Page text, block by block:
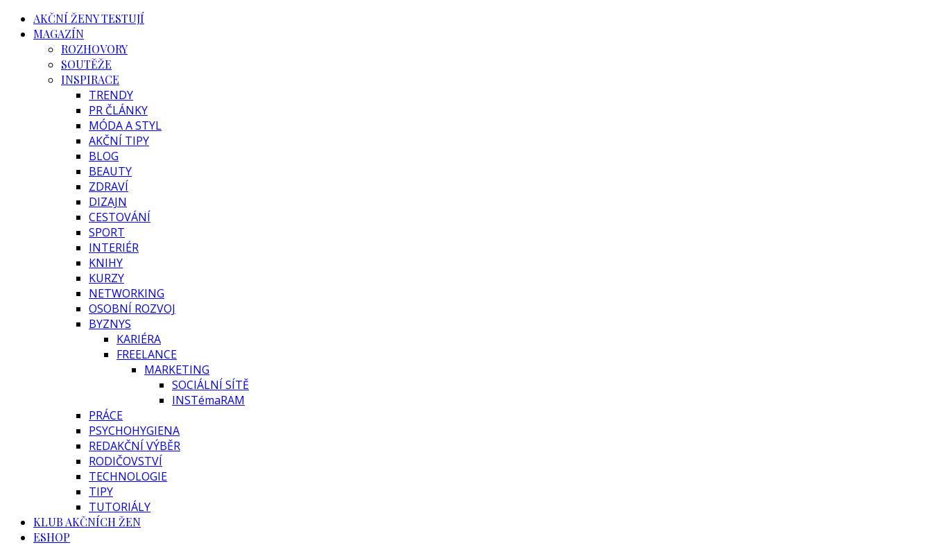
AKČNÍ ŽENY TESTUJÍ
MAGAZÍN
ROZHOVORY
SOUTĚŽE
INSPIRACE
TRENDY
PR ČLÁNKY
MÓDA A STYL
AKČNÍ TIPY
BLOG
BEAUTY
ZDRAVÍ
DIZAJN
CESTOVÁNÍ
SPORT
INTERIÉR
KNIHY
KURZY
NETWORKING
OSOBNÍ ROZVOJ
BYZNYS
KARIÉRA
FREELANCE
MARKETING
SOCIÁLNÍ SÍTĚ
INSTémaRAM
PRÁCE
PSYCHOHYGIENA
REDAKČNÍ VÝBĚR
RODIČOVSTVÍ
TECHNOLOGIE
TIPY
TUTORIÁLY
KLUB AKČNÍCH ŽEN
ESHOP